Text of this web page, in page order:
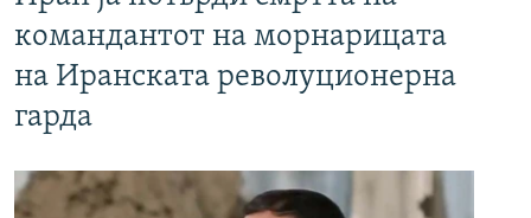
командантот на морнарицата
на Иранската револуционерна
гарда